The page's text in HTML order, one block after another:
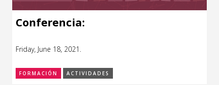
Conferencia:
Friday, June 18, 2021.
FORMACIÓN ACTIVIDADES